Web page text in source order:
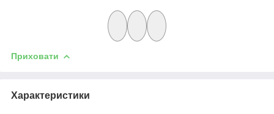
Приховати
Характеристики